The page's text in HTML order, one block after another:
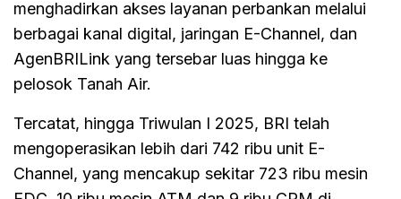
menghadirkan akses layanan perbankan melalui
berbagai kanal digital, jaringan E-Channel, dan
AgenBRILink yang tersebar luas hingga ke
pelosok Tanah Air.
Tercatat, hingga Triwulan I 2025, BRI telah
mengoperasikan lebih dari 742 ribu unit E-
Channel, yang mencakup sekitar 723 ribu mesin